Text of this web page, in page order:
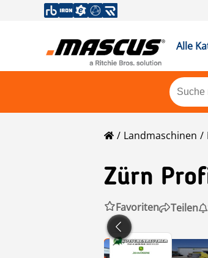
Alle
Landmaschinen
Zürn
Favoriten Teilen